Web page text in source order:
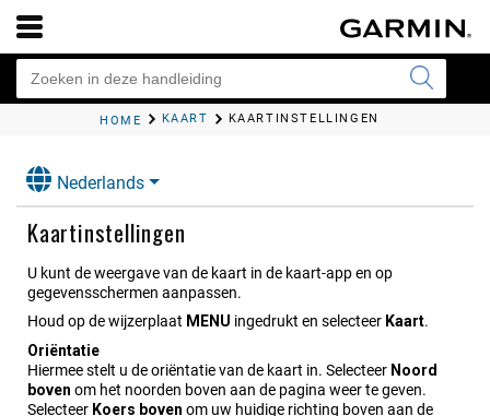
HOME KAART KAARTINSTELLINGEN
Nederlands
Kaartinstellingen
U kunt de weergave van de kaart in de kaart-app en op
gegevensschermen aanpassen.
Houd op de wijzerplaat MENU ingedrukt en selecteer Kaart.
Oriëntatie
Hiermee stelt u de oriëntatie van de kaart in. Selecteer Noord
boven om het noorden boven aan de pagina weer te geven.
Selecteer Koers boven om uw huidige richting boven aan de